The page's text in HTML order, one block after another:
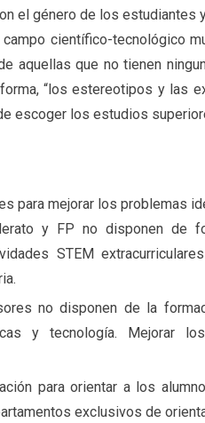
el género de los estudiantes
científico-tecnológico
aquellas que no tienen
“los estereotipos y las
escoger los estudios
para mejorar los problemas
y FP no disponen de
STEM
no disponen de la
y tecnología. Mejorar
para orientar a los
exclusivos de